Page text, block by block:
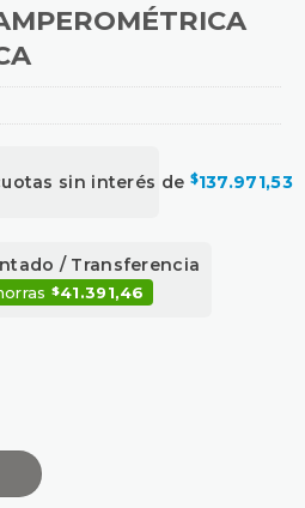
sin interés de $137.971,53
/ Transferencia
$41.391,46
400ACA/600VCA